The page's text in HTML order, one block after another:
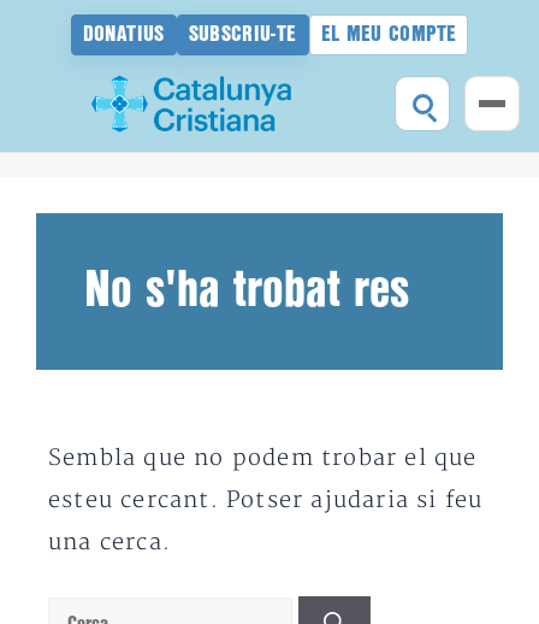
DONATIUS SUBSCRIU-TE EL MEU COMPTE
No s'ha trobat res
Sembla que no podem trobar el que
esteu cercant. Potser ajudaria si feu
una cerca.
Cerca: